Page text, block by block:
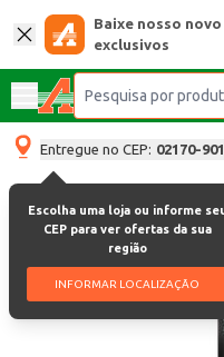
Baixe nosso
exclusivos
Entregue no CEP: 02170-901
Escolha uma loja ou informe
CEP para ver ofertas da sua
região
INFORMAR LOCALIZAÇÃO